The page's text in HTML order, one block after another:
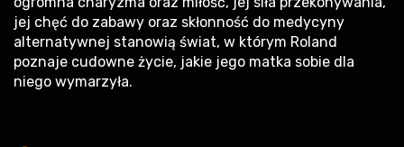
jej chęć do zabawy oraz skłonność do medycyny
alternatywnej stanowią świat, w którym Roland
poznaje cudowne życie, jakie jego matka sobie dla
niego wymarzyła.